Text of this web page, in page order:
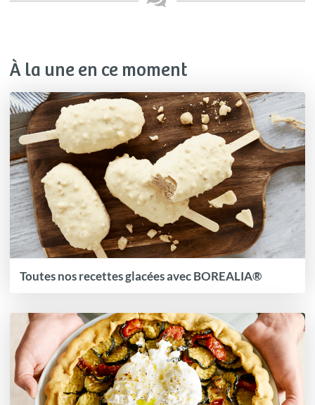
À la une en ce moment
Toutes nos recettes glacées avec BOREALIA®